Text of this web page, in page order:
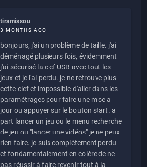
tiramissou
3 MONTHS AGO
bonjours, j'ai un problème de taille. j'ai
déménagé plusieurs fois, évidemment
j'ai sécurisé la clef USB avec tout les
jeux et je l'ai perdu. je ne retrouve plus
cette clef et impossible d'aller dans les
paramétrages pour faire une mise a
jour ou appuyer sur le bouton start. a
part lancer un jeu ou le menu recherche
de jeu ou "lancer une vidéos" je ne peux
rien faire. je suis complètement perdu
et fondamentalement en colère de ne
pas réussir à faire revenir tout à la